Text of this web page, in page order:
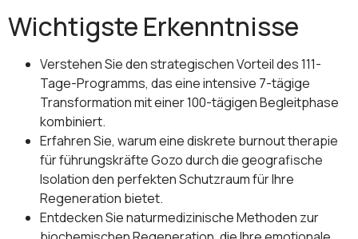
Wichtigste Erkenntnisse
Verstehen Sie den strategischen Vorteil des 111-
Tage-Programms, das eine intensive 7-tägige
Transformation mit einer 100-tägigen Begleitphase
kombiniert.
Erfahren Sie, warum eine diskrete burnout therapie
für führungskräfte Gozo durch die geografische
Isolation den perfekten Schutzraum für Ihre
Regeneration bietet.
Entdecken Sie naturmedizinische Methoden zur